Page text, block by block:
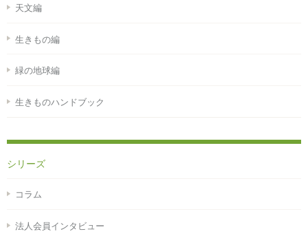
天文編
生きもの編
緑の地球編
生きものハンドブック
シリーズ
コラム
法人会員インタビュー